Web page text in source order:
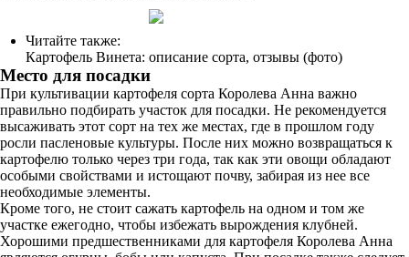
Читайте также:
Картофель Винета: описание сорта, отзывы (фото)
Место для посадки
При культивации картофеля сорта Королева Анна важно
правильно подбирать участок для посадки. Не рекомендуется
высаживать этот сорт на тех же местах, где в прошлом году
росли пасленовые культуры. После них можно возвращаться к
картофелю только через три года, так как эти овощи обладают
особыми свойствами и истощают почву, забирая из нее все
необходимые элементы.
Кроме того, не стоит сажать картофель на одном и том же
участке ежегодно, чтобы избежать вырождения клубней.
Хорошими предшественниками для картофеля Королева Анна